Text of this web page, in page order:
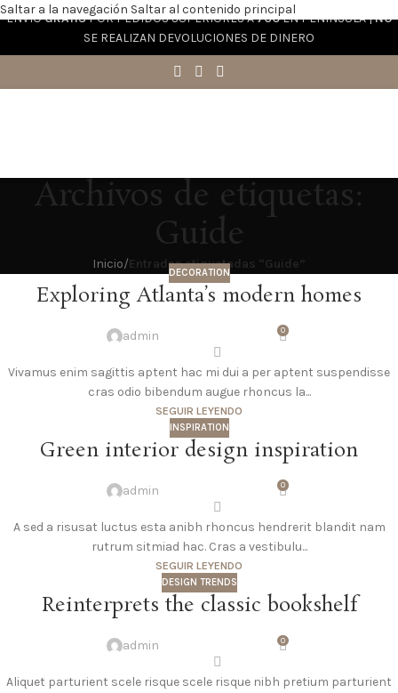
Saltar a la navegación Saltar al contenido principal
ENVÍOGRATISPOR PEDIDOS SUPERIORES A70€EN PENÍNSULA |NO
SE REALIZAN DEVOLUCIONES DE DINERO
Archivos de etiquetas:
Guide
Inicio/Entradas etiquetadas “Guide”
DECORATION
Exploring Atlanta’s modern homes
admin 0
Vivamus enim sagittis aptent hac mi dui a per aptent suspendisse
cras odio bibendum augue rhoncus la...
SEGUIR LEYENDO
INSPIRATION
Green interior design inspiration
admin 0
A sed a risusat luctus esta anibh rhoncus hendrerit blandit nam
rutrum sitmiad hac. Cras a vestibulu...
SEGUIR LEYENDO
DESIGN TRENDS
Reinterprets the classic bookshelf
admin 0
Aliquet parturient scele risque scele risque nibh pretium parturient